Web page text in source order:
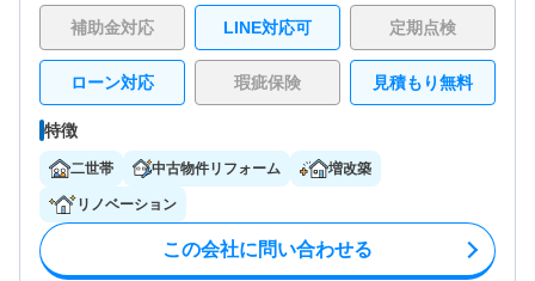
補助金対応 LINE対応可 定期点検
ローン対応 瑕疵保険 見積もり無料
特徴
二世帯 中古物件リフォーム 増改築
リノベーション
この会社に問い合わせる